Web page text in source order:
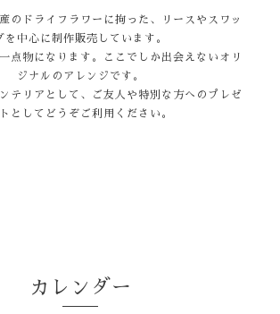
のドライフラワーに拘った、リースやスワッ
を中心に制作販売しています。
点物になります。ここでしか出会えないオリ
ジナルのアレンジです。
テリアとして、ご友人や特別な方へのプレゼ
としてどうぞご利用ください。
カレンダー